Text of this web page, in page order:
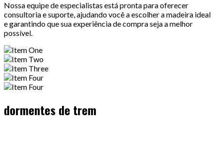
Nossa equipe de especialistas está pronta para oferecer
consultoria e suporte, ajudando você a escolher a madeira ideal
e garantindo que sua experiência de compra seja a melhor
possível.
dormentes de trem